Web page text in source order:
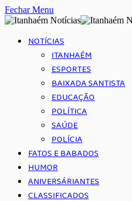
Fechar Menu
NOTÍCIAS
ITANHAÉM
ESPORTES
BAIXADA SANTISTA
EDUCAÇÃO
POLÍTICA
SAÚDE
POLÍCIA
FATOS E BABADOS
HUMOR
ANIVERSÁRIANTES
CLASSIFICADOS